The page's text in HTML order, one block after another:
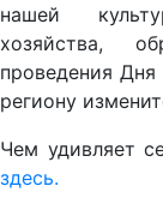
нашей
хозяйства,
проведения
региону
Чем удивляет
здесь.